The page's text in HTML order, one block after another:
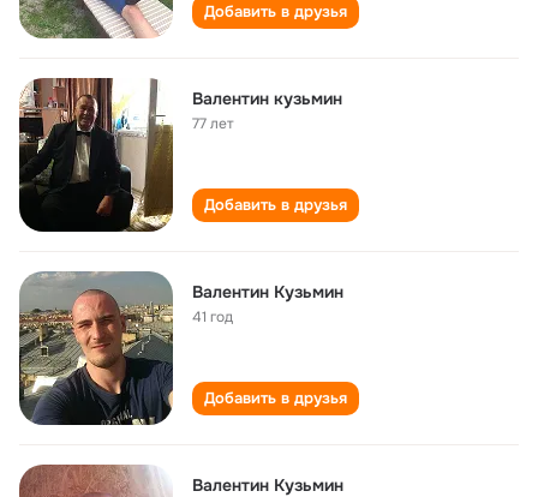
Добавить в друзья
Валентин кузьмин
77 лет
Добавить в друзья
Валентин Кузьмин
41 год
Добавить в друзья
Валентин Кузьмин